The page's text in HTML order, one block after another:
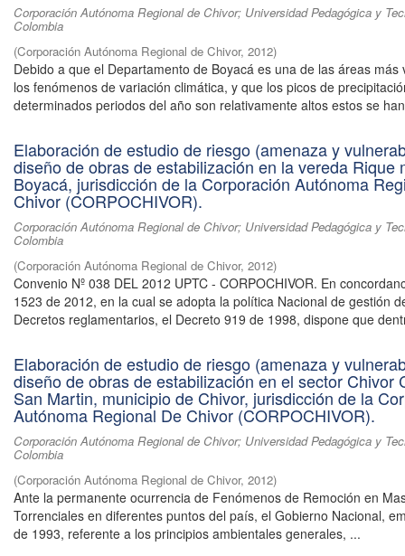
Corporación Autónoma Regional de Chivor; Universidad Pedagógica y
Colombia
(Corporación Autónoma Regional de Chivor, 2012)
Debido a que el Departamento de Boyacá es una de las áreas más
los fenómenos de variación climática, y que los picos de
determinados periodos del año son relativamente altos estos se
Elaboración de estudio de riesgo (amenaza y
diseño de obras de estabilización en la vereda Rique
Boyacá, jurisdicción de la Corporación Autónoma
Chivor (CORPOCHIVOR).
Corporación Autónoma Regional de Chivor; Universidad Pedagógica y
Colombia
(Corporación Autónoma Regional de Chivor, 2012)
Convenio Nº 038 DEL 2012 UPTC - CORPOCHIVOR. En
1523 de 2012, en la cual se adopta la política Nacional de gestión
Decretos reglamentarios, el Decreto 919 de 1998, dispone que
Elaboración de estudio de riesgo (amenaza y
diseño de obras de estabilización en el sector Chivor
San Martin, municipio de Chivor, jurisdicción de la
Autónoma Regional De Chivor (CORPOCHIVOR).
Corporación Autónoma Regional de Chivor; Universidad Pedagógica y
Colombia
(Corporación Autónoma Regional de Chivor, 2012)
Ante la permanente ocurrencia de Fenómenos de Remoción en
Torrenciales en diferentes puntos del país, el Gobierno Nacional,
de 1993, referente a los principios ambientales generales, ...